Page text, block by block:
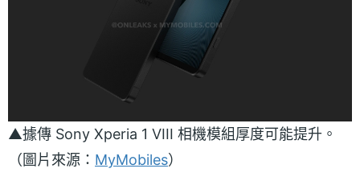
▲據傳 Sony Xperia 1 VIII 相機模組厚度可能提升。
（圖片來源： MyMobiles）